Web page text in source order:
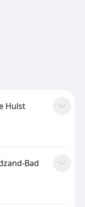
Hulst
Bad